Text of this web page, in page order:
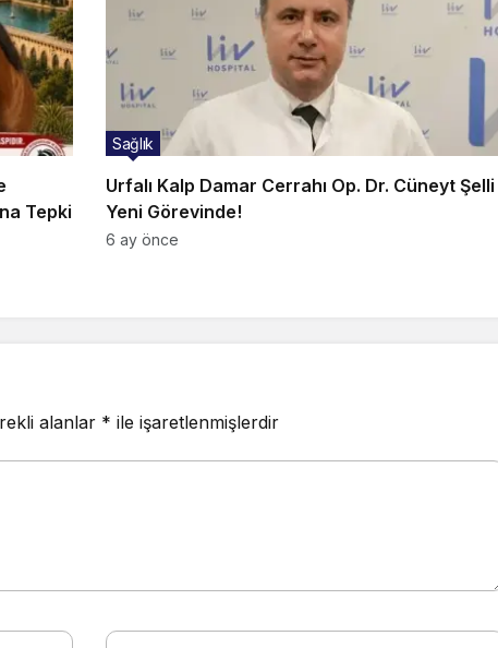
Tepki
Urfalı Kalp Damar Cerrahı Op. Dr. Cüneyt Şelli
Yeni Görevinde!
Sağlık
6 ay önce
alanlar * ile işaretlenmişlerdir